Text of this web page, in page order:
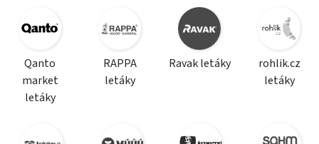
Qanto
market
letáky
RAPPA
letáky
Ravak letáky
rohlik.cz
letáky